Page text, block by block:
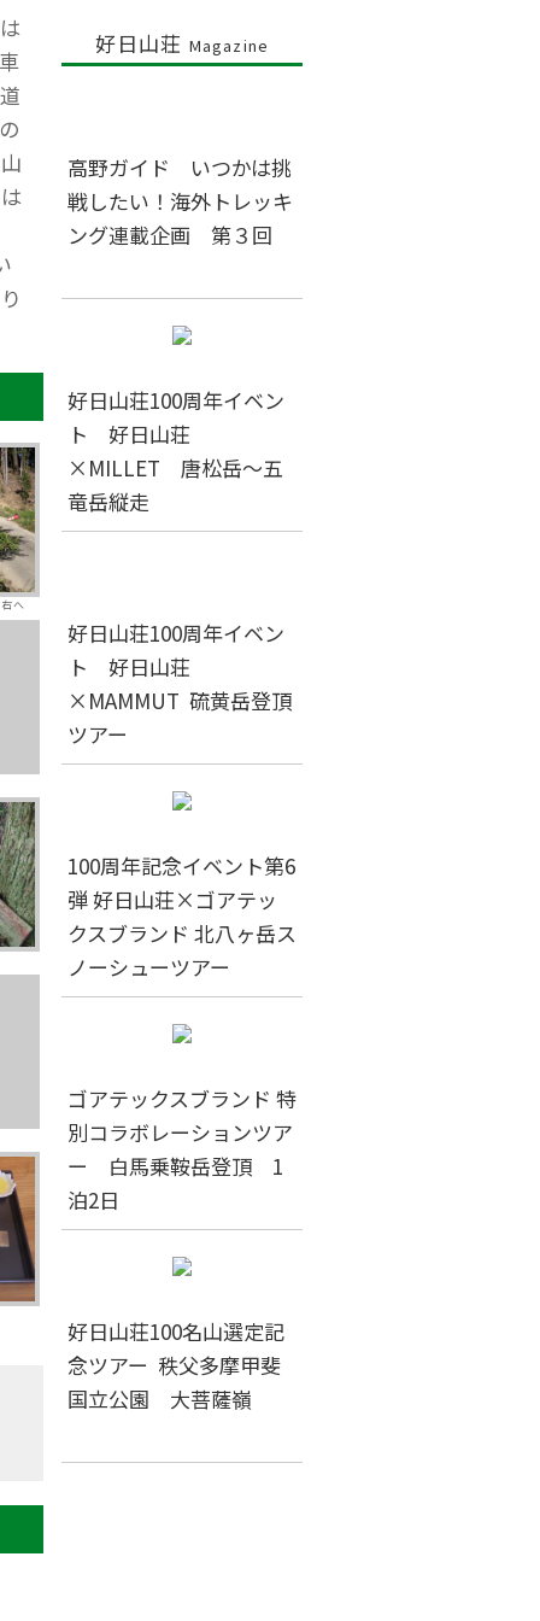
へ
好日山荘 Magazine
高野ガイド いつかは挑
戦したい！海外トレッキ
ング連載企画 第３回
好日山荘100周年イベン
ト 好日山荘
×MILLET 唐松岳～五
竜岳縦走
好日山荘100周年イベン
ト 好日山荘
×MAMMUT 硫黄岳登頂
ツアー
100周年記念イベント第6
弾 好日山荘×ゴアテッ
クスブランド 北八ヶ岳ス
ノーシューツアー
ゴアテックスブランド 特
別コラボレーションツア
ー 白馬乗鞍岳登頂 1
泊2日
好日山荘100名山選定記
念ツアー 秩父多摩甲斐
国立公園 大菩薩嶺